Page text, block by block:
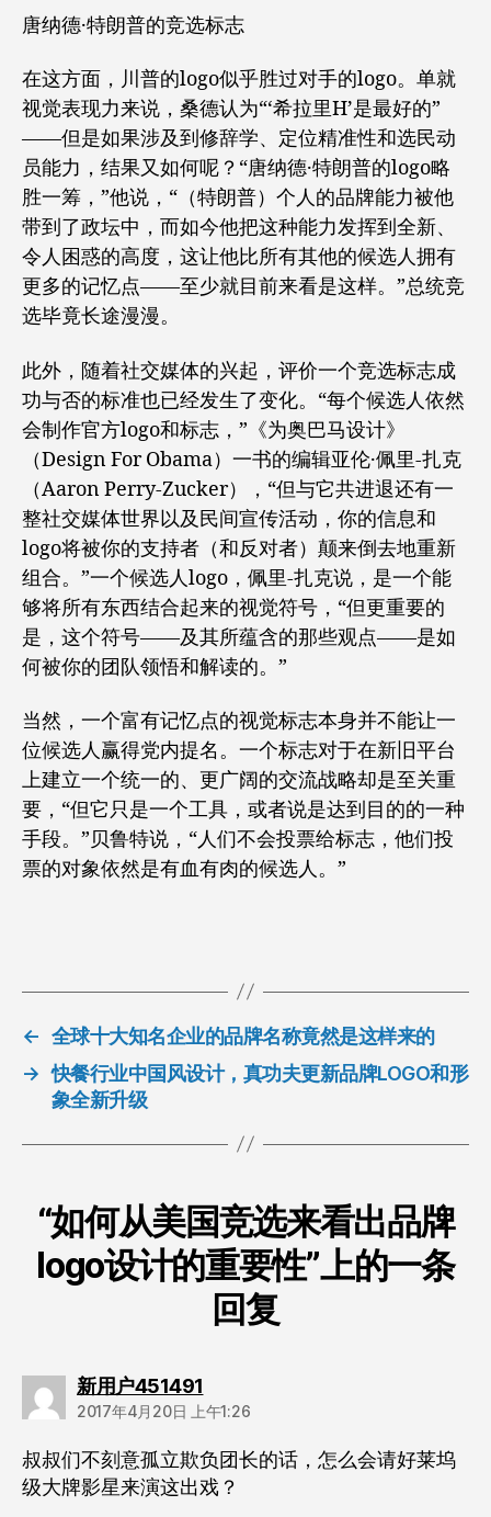
唐纳德·特朗普的竞选标志
在这方面，川普的logo似乎胜过对手的logo。单就
视觉表现力来说，桑德认为“‘希拉里H’是最好的”
——但是如果涉及到修辞学、定位精准性和选民动
员能力，结果又如何呢？“唐纳德·特朗普的logo略
胜一筹，”他说，“（特朗普）个人的品牌能力被他
带到了政坛中，而如今他把这种能力发挥到全新、
令人困惑的高度，这让他比所有其他的候选人拥有
更多的记忆点——至少就目前来看是这样。”总统竞
选毕竟长途漫漫。
此外，随着社交媒体的兴起，评价一个竞选标志成
功与否的标准也已经发生了变化。“每个候选人依然
会制作官方logo和标志，”《为奥巴马设计》
（Design For Obama）一书的编辑亚伦·佩里-扎克
（Aaron Perry-Zucker），“但与它共进退还有一
整社交媒体世界以及民间宣传活动，你的信息和
logo将被你的支持者（和反对者）颠来倒去地重新
组合。”一个候选人logo，佩里-扎克说，是一个能
够将所有东西结合起来的视觉符号，“但更重要的
是，这个符号——及其所蕴含的那些观点——是如
何被你的团队领悟和解读的。”
当然，一个富有记忆点的视觉标志本身并不能让一
位候选人赢得党内提名。一个标志对于在新旧平台
上建立一个统一的、更广阔的交流战略却是至关重
要，“但它只是一个工具，或者说是达到目的的一种
手段。”贝鲁特说，“人们不会投票给标志，他们投
票的对象依然是有血有肉的候选人。”
← 全球十大知名企业的品牌名称竟然是这样来的
→ 快餐行业中国风设计，真功夫更新品牌LOGO和形
象全新升级
“如何从美国竞选来看出品牌
logo设计的重要性”上的一条
回复
新用户451491
2017年4月20日 上午1:26
叔叔们不刻意孤立欺负团长的话，怎么会请好莱坞
级大牌影星来演这出戏？